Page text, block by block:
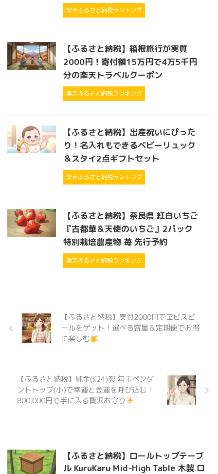
楽天ふるさと納税ランキング
【ふるさと納税】箱根旅行が実質
2000円！寄付額15万円で4万5千円
分の楽天トラベルクーポン
楽天ふるさと納税ランキング
【ふるさと納税】出産祝いにぴった
り！名入れもできるベビーリュック
＆スタイ2点ギフトセット
楽天ふるさと納税ランキング
【ふるさと納税】奈良県 紅白いちご
『古都華＆天使のいちご』2パック
特別栽培農産物 苺 先行予約
楽天ふるさと納税ランキング
【ふるさと納税】実質2000円でヱビスビ
ールをゲット！選べる容量＆定期便でお得
に楽しむ
【ふるさと納税】純金(K24)製 勾玉ペンダ
ントトップ(小)で幸運と金運を呼び込む！
800,000円で手に入る贅沢お守り
【ふるさと納税】ロールトップテーブ
ル KuruKaru Mid-High Table 木製 ロ